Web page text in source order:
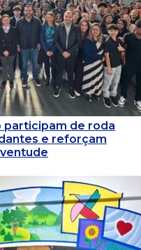
participam de roda
e reforçam